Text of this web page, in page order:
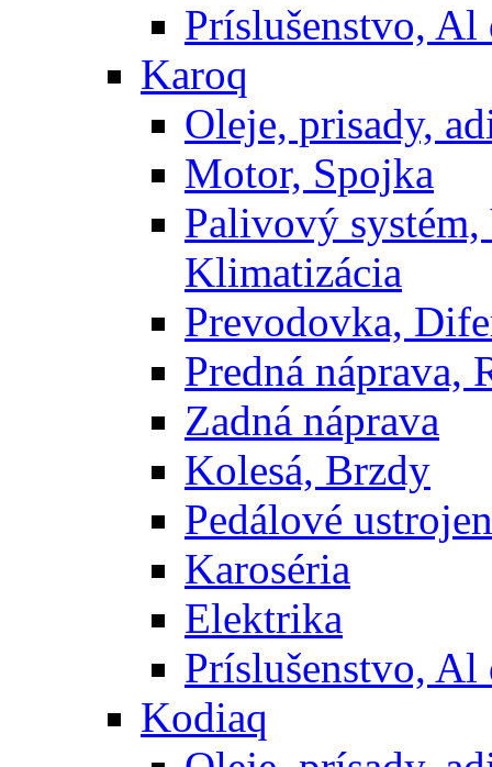
Príslušenstvo, Al
Karoq
Oleje, prisady,
Motor, Spojka
Palivový
Klimatizácia
Prevodovka,
Predná náprava,
Zadná náprava
Kolesá, Brzdy
Pedálové
Karoséria
Elektrika
Príslušenstvo, Al
Kodiaq